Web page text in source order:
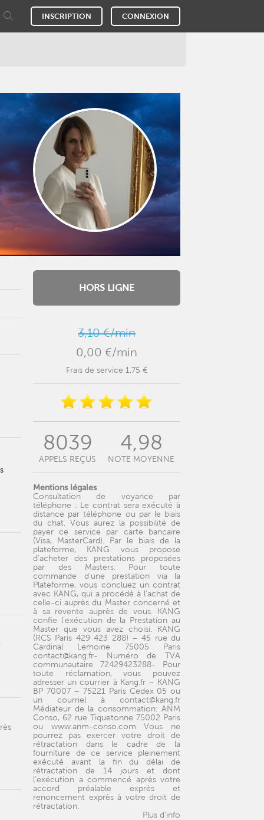
INSCRIPTION CONNEXION
HORS LIGNE
3,10 €/min
0,00 €/min
Frais de service 1,75 €
8039
APPELS REÇUS
4,98
NOTE MOYENNE
Mentions légales
Consultation de voyance par
téléphone : Le contrat sera exécuté à
distance par téléphone ou par le biais
du chat. Vous aurez la possibilité de
payer ce service par carte bancaire
(Visa, MasterCard). Par le biais de la
plateforme, KANG vous propose
d'acheter des prestations proposées
par des Masters. Pour toute
commande d'une prestation via la
Plateforme, vous concluez un contrat
avec KANG, qui a procédé à l'achat de
celle-ci auprès du Master concerné et
à sa revente auprès de vous. KANG
confie l'exécution de la Prestation au
Master que vous avez choisi. KANG
(RCS Paris 429 423 288) – 45 rue du
Cardinal Lemoine 75005 Paris
contact@kang.fr- Numéro de TVA
communautaire 72429423288- Pour
toute réclamation, vous pouvez
adresser un courrier à Kang.fr – KANG
BP 70007 – 75221 Paris Cedex 05 ou
un courriel à contact@kang.fr
Médiateur de la consommation: ANM
Conso, 62 rue Tiquetonne 75002 Paris
ou www.anm-conso.com Vous ne
pourrez pas exercer votre droit de
rétractation dans le cadre de la
fourniture de ce service pleinement
exécuté avant la fin du délai de
rétractation de 14 jours et dont
l’exécution a commencé après votre
accord préalable exprès et
renoncement exprès à votre droit de
rétractation.
Plus d'info